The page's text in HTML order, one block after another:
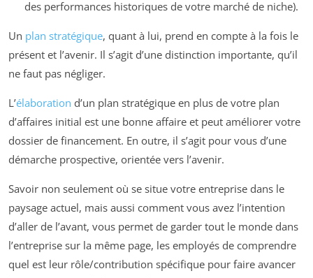
des performances historiques de votre marché de niche).
Un plan stratégique, quant à lui, prend en compte à la fois le
présent et l’avenir. Il s’agit d’une distinction importante, qu’il
ne faut pas négliger.
L’élaboration d’un plan stratégique en plus de votre plan
d’affaires initial est une bonne affaire et peut améliorer votre
dossier de financement. En outre, il s’agit pour vous d’une
démarche prospective, orientée vers l’avenir.
Savoir non seulement où se situe votre entreprise dans le
paysage actuel, mais aussi comment vous avez l’intention
d’aller de l’avant, vous permet de garder tout le monde dans
l’entreprise sur la même page, les employés de comprendre
quel est leur rôle/contribution spécifique pour faire avancer